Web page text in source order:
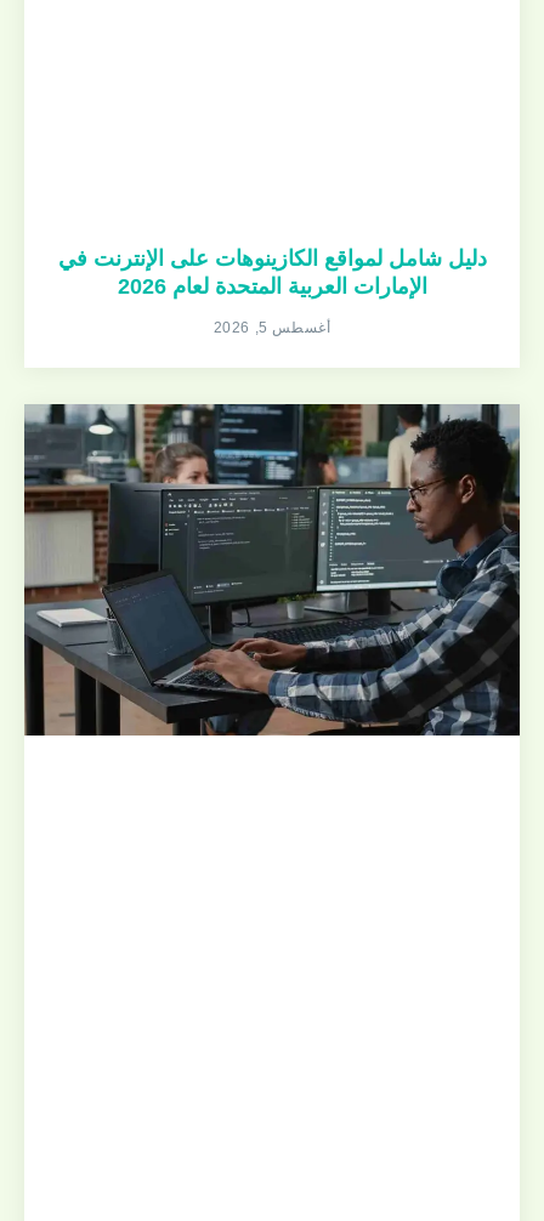
دليل شامل لمواقع الكازينوهات على الإنترنت في
الإمارات العربية المتحدة لعام 2026
أغسطس 5, 2026